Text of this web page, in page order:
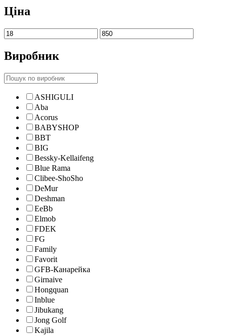
Ціна
Виробник
ASHIGULI
Aba
Acorus
BABYSHOP
BBT
BIG
Bessky-Kellaifeng
Blue Rama
Clibee-ShoSho
DeMur
Deshman
EeBb
Elmob
FDEK
FG
Family
Favorit
GFB-Канарейка
Girnaive
Hongquan
Inblue
Jibukang
Jong Golf
Kajila